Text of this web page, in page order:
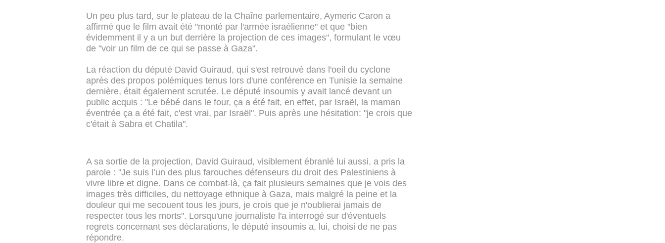
Un peu plus tard, sur le plateau de la Chaîne parlementaire, Aymeric Caron a
affirmé que le film avait été "monté par l'armée israélienne" et que "bien
évidemment il y a un but derrière la projection de ces images", formulant le vœu
de "voir un film de ce qui se passe à Gaza".
La réaction du député David Guiraud, qui s'est retrouvé dans l'oeil du cyclone
après des propos polémiques tenus lors d'une conférence en Tunisie la semaine
dernière, était également scrutée. Le député insoumis y avait lancé devant un
public acquis : "Le bébé dans le four, ça a été fait, en effet, par Israël, la maman
éventrée ça a été fait, c'est vrai, par Israël". Puis après une hésitation: "je crois que
c'était à Sabra et Chatila".
A sa sortie de la projection, David Guiraud, visiblement ébranlé lui aussi, a pris la
parole : "Je suis l’un des plus farouches défenseurs du droit des Palestiniens à
vivre libre et digne. Dans ce combat-là, ça fait plusieurs semaines que je vois des
images très difficiles, du nettoyage ethnique à Gaza, mais malgré la peine et la
douleur qui me secouent tous les jours, je crois que je n'oublierai jamais de
respecter tous les morts". Lorsqu'une journaliste l'a interrogé sur d'éventuels
regrets concernant ses déclarations, le député insoumis a, lui, choisi de ne pas
répondre.